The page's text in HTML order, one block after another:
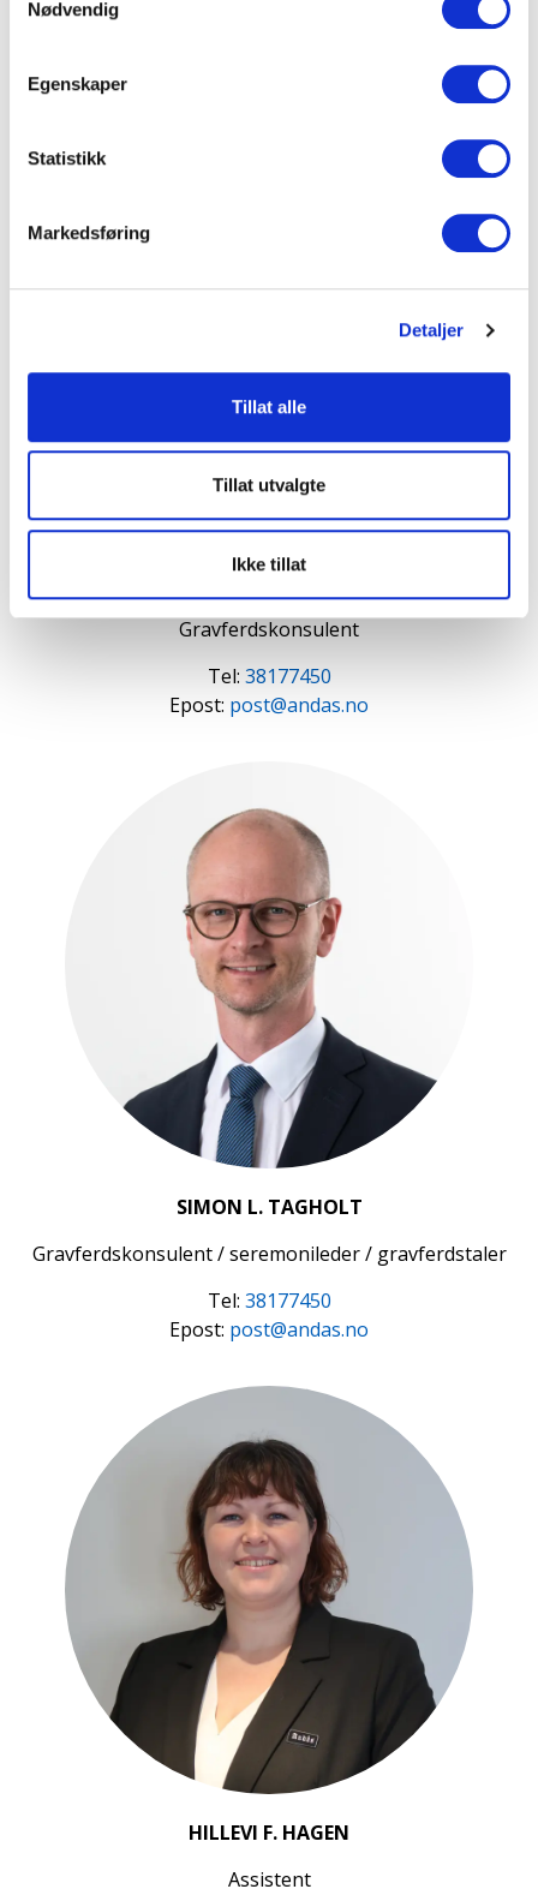
Nødvendig
Egenskaper
Statistikk
Markedsføring
Detaljer
Tillat alle
Tillat utvalgte
Ikke tillat
Gravferdskonsulent
Tel: 38177450
Epost: post@andas.no
SIMON L. TAGHOLT
Gravferdskonsulent / seremonileder / gravferdstaler
Tel: 38177450
Epost: post@andas.no
HILLEVI F. HAGEN
Assistent